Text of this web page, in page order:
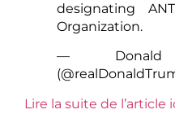
designating
Organization.
—
Lire la suite de l’article